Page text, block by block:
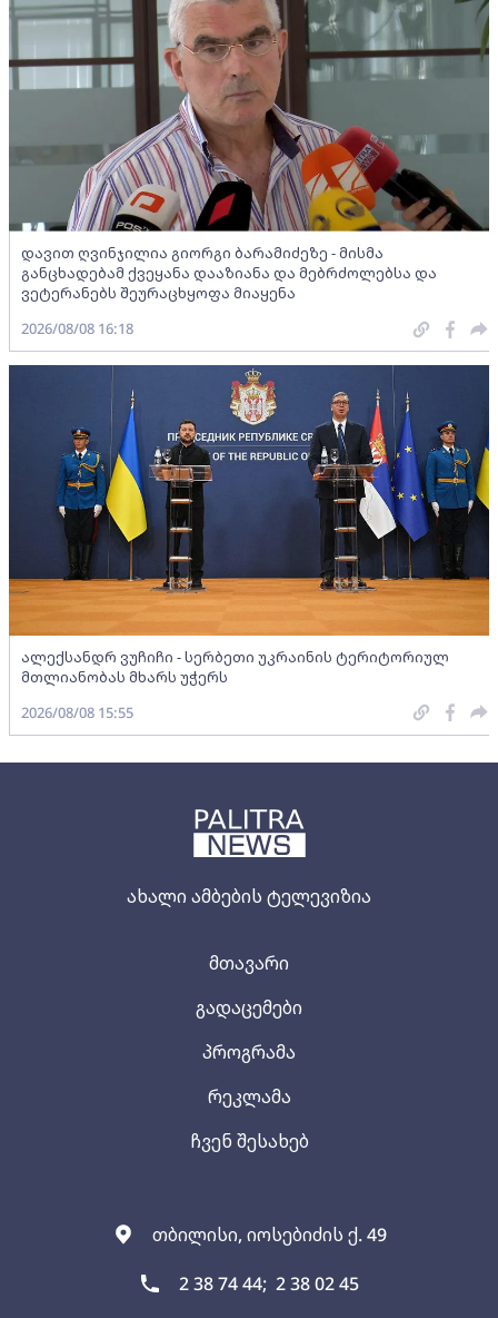
ახალი ამბების ტელევიზია
თბილისი, იოსებიძის ქ. 49
2 38 74 44; 2 38 02 45
მთავარი
გადაცემები
პროგრამა
რეკლამა
ჩვენ შესახებ
დავით ღვინჯილია გიორგი ბარამიძეზე - მისმა
განცხადებამ ქვეყანა დააზიანა და მებრძოლებსა და
ვეტერანებს შეურაცხყოფა მიაყენა
2026/08/08 16:18
ალექსანდრ ვუჩიჩი - სერბეთი უკრაინის ტერიტორიულ
მთლიანობას მხარს უჭერს
2026/08/08 15:55